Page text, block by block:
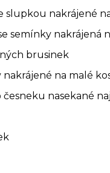
slupkou nakrájené
semínky nakrájená
brusinek
na malé
nasekané